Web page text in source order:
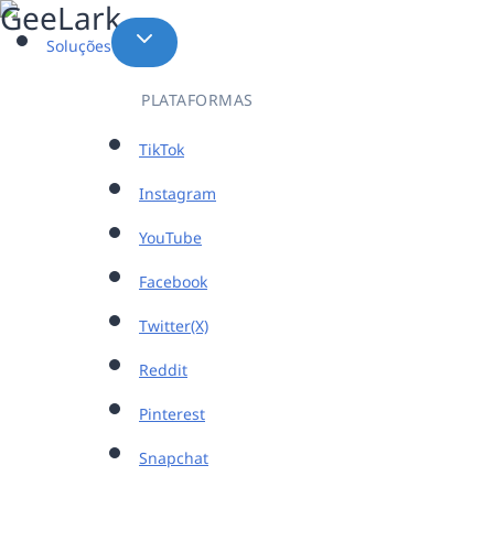
Pular
para Soluções
PLATAFORMAS
TikTok
Instagram
YouTube
Facebook
Twitter(X)
Reddit
Pinterest
Snapchat